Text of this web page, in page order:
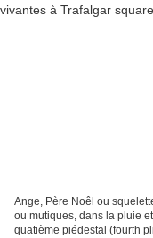
Ange, Père Noêl ou
ou mutiques, dans la pluie
quatième piédestal (fourth